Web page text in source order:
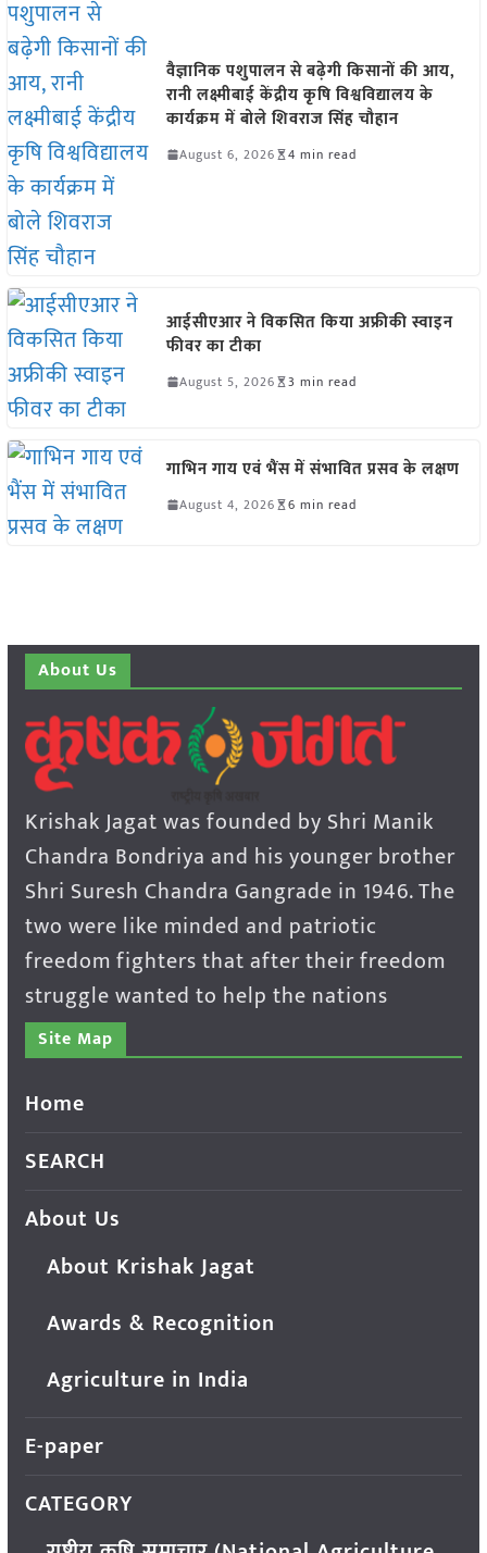
वैज्ञानिक पशुपालन से बढ़ेगी किसानों की आय,
रानी लक्ष्मीबाई केंद्रीय कृषि विश्वविद्यालय के
कार्यक्रम में बोले शिवराज सिंह चौहान
August 6, 2026 4 min read
आईसीएआर ने विकसित किया अफ्रीकी स्वाइन
फीवर का टीका
August 5, 2026 3 min read
गाभिन गाय एवं भैंस में संभावित प्रसव के लक्षण
August 4, 2026 6 min read
About Us
Krishak Jagat was founded by Shri Manik
Chandra Bondriya and his younger brother
Shri Suresh Chandra Gangrade in 1946. The
two were like minded and patriotic
freedom fighters that after their freedom
struggle wanted to help the nations
Site Map
Home
SEARCH
About Us
About Krishak Jagat
Awards & Recognition
Agriculture in India
E-paper
CATEGORY